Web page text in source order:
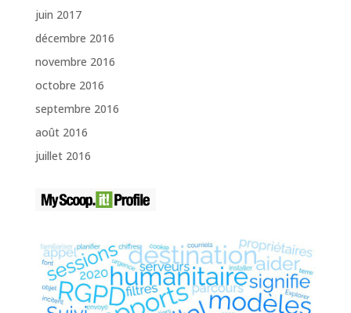
juin 2017
décembre 2016
novembre 2016
octobre 2016
septembre 2016
août 2016
juillet 2016